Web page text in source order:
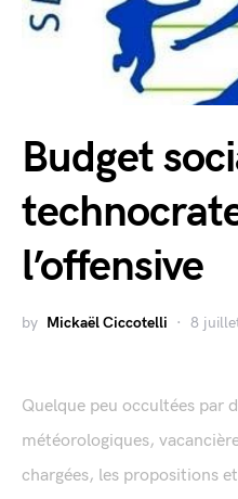
Budget
l’offensive
by Mickaël Ciccotelli 8
Quelque peu occultées par
météorologiques,
chargées, les propositions